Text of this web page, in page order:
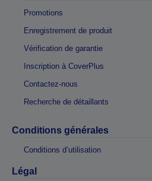
Promotions
Enregistrement de produit
Vérification de garantie
Inscription à CoverPlus
Contactez-nous
Recherche de détaillants
Conditions générales
Conditions d’utilisation
Légal